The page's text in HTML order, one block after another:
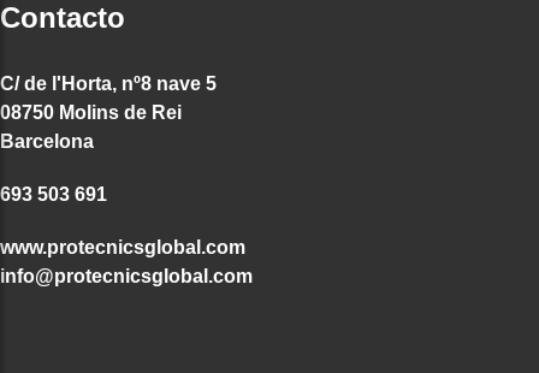
Contacto
C/ de l'Horta, nº8 nave 5
08750 Molins de Rei
Barcelona
693 503 691
www.protecnicsglobal.com
info@protecnicsglobal.com